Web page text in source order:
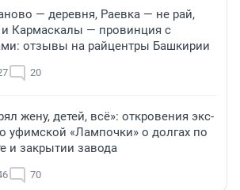
— деревня, Раевка — не рай,
Кармаскалы — провинция с
отзывы на райцентры Башкирии
20
жену, детей, всё»: откровения экс-
уфимской «Лампочки» о долгах по
и закрытии завода
70